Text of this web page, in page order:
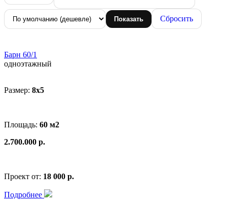
Показать Сбросить
Барн 60/1
одноэтажный
Размер: 8х5
Площадь: 60 м2
2.700.000 р.
Проект от: 18 000 р.
Подробнее